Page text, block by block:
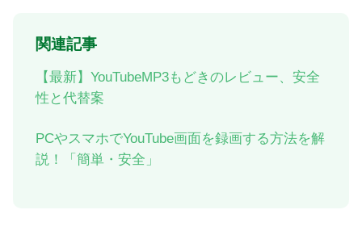
関連記事
【最新】YouTubeMP3もどきのレビュー、安全
性と代替案
PCやスマホでYouTube画面を録画する方法を解
説！「簡単・安全」